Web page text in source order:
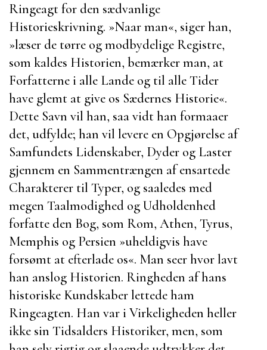
Ringeagt for den sædvanlige
Historieskrivning. »Naar man«, siger han,
»læser de tørre og modbydelige Registre,
som kaldes Historien, bemærker man, at
Forfatterne i alle Lande og til alle Tider
have glemt at give os Sædernes Historie«.
Dette Savn vil han, saa vidt han formaaer
det, udfylde; han vil levere en Opgjørelse af
Samfundets Lidenskaber, Dyder og Laster
gjennem en Sammentrængen af ensartede
Charakterer til Typer, og saaledes med
megen Taalmodighed og Udholdenhed
forfatte den Bog, som Rom, Athen, Tyrus,
Memphis og Persien »uheldigvis have
forsømt at efterlade os«. Man seer hvor lavt
han anslog Historien. Ringheden af hans
historiske Kundskaber lettede ham
Ringeagten. Han var i Virkeligheden heller
ikke sin Tidsalders Historiker, men, som